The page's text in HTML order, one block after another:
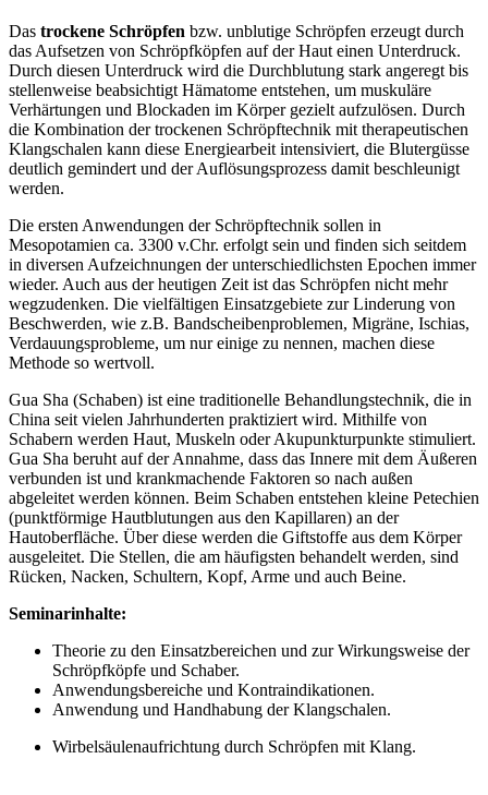
Das trockene Schröpfen bzw. unblutige Schröpfen erzeugt durch
das Aufsetzen von Schröpfköpfen auf der Haut einen Unterdruck.
Durch diesen Unterdruck wird die Durchblutung stark angeregt bis
stellenweise beabsichtigt Hämatome entstehen, um muskuläre
Verhärtungen und Blockaden im Körper gezielt aufzulösen. Durch
die Kombination der trockenen Schröpftechnik mit therapeutischen
Klangschalen kann diese Energiearbeit intensiviert, die Blutergüsse
deutlich gemindert und der Auflösungsprozess damit beschleunigt
werden.
Die ersten Anwendungen der Schröpftechnik sollen in
Mesopotamien ca. 3300 v.Chr. erfolgt sein und finden sich seitdem
in diversen Aufzeichnungen der unterschiedlichsten Epochen immer
wieder. Auch aus der heutigen Zeit ist das Schröpfen nicht mehr
wegzudenken. Die vielfältigen Einsatzgebiete zur Linderung von
Beschwerden, wie z.B. Bandscheibenproblemen, Migräne, Ischias,
Verdauungsprobleme, um nur einige zu nennen, machen diese
Methode so wertvoll.
Gua Sha (Schaben) ist eine traditionelle Behandlungstechnik, die in
China seit vielen Jahrhunderten praktiziert wird. Mithilfe von
Schabern werden Haut, Muskeln oder Akupunkturpunkte stimuliert.
Gua Sha beruht auf der Annahme, dass das Innere mit dem Äußeren
verbunden ist und krankmachende Faktoren so nach außen
abgeleitet werden können. Beim Schaben entstehen kleine Petechien
(punktförmige Hautblutungen aus den Kapillaren) an der
Hautoberfläche. Über diese werden die Giftstoffe aus dem Körper
ausgeleitet. Die Stellen, die am häufigsten behandelt werden, sind
Rücken, Nacken, Schultern, Kopf, Arme und auch Beine.
Seminarinhalte:
Theorie zu den Einsatzbereichen und zur Wirkungsweise der
Schröpfköpfe und Schaber.
Anwendungsbereiche und Kontraindikationen.
Anwendung und Handhabung der Klangschalen.
Wirbelsäulenaufrichtung durch Schröpfen mit Klang.